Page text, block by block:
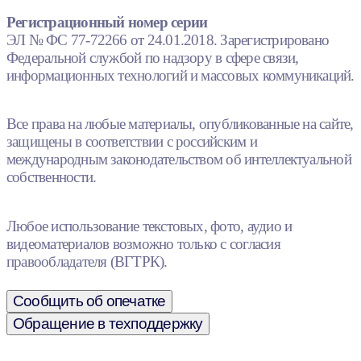
Регистрационный номер серии
ЭЛ № ФС 77-72266 от 24.01.2018. Зарегистрировано
Федеральной службой по надзору в сфере связи,
информационных технологий и массовых коммуникаций.
Все права на любые материалы, опубликованные на сайте,
защищены в соответствии с российским и
международным законодательством об интеллектуальной
собственности.
Любое использование текстовых, фото, аудио и
видеоматериалов возможно только с согласия
правообладателя (ВГТРК).
Сообщить об опечатке
Обращение в техподдержку